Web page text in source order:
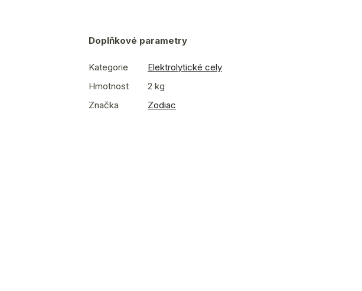
Doplňkové parametry
Kategorie
Elektrolytické cely
Hmotnost
2 kg
Značka
Zodiac